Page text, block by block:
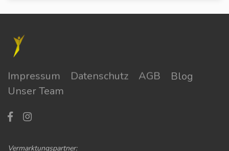
Impressum Datenschutz AGB
Blog
Unser Team
Vermarktungspartner: